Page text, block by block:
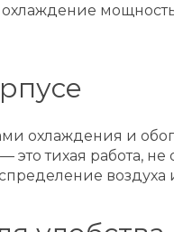
охлаждения и
тихая работа,